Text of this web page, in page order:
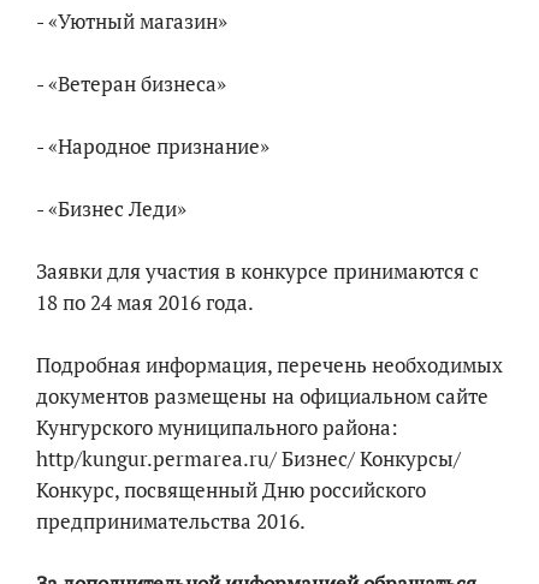
- «Уютный магазин»
- «Ветеран бизнеса»
- «Народное признание»
- «Бизнес Леди»
Заявки для участия в конкурсе принимаются с
18 по 24 мая 2016 года.
Подробная информация, перечень необходимых
документов размещены на официальном сайте
Кунгурского муниципального района:
http/kungur.permarea.ru/ Бизнес/ Конкурсы/
Конкурс, посвященный Дню российского
предпринимательства 2016.